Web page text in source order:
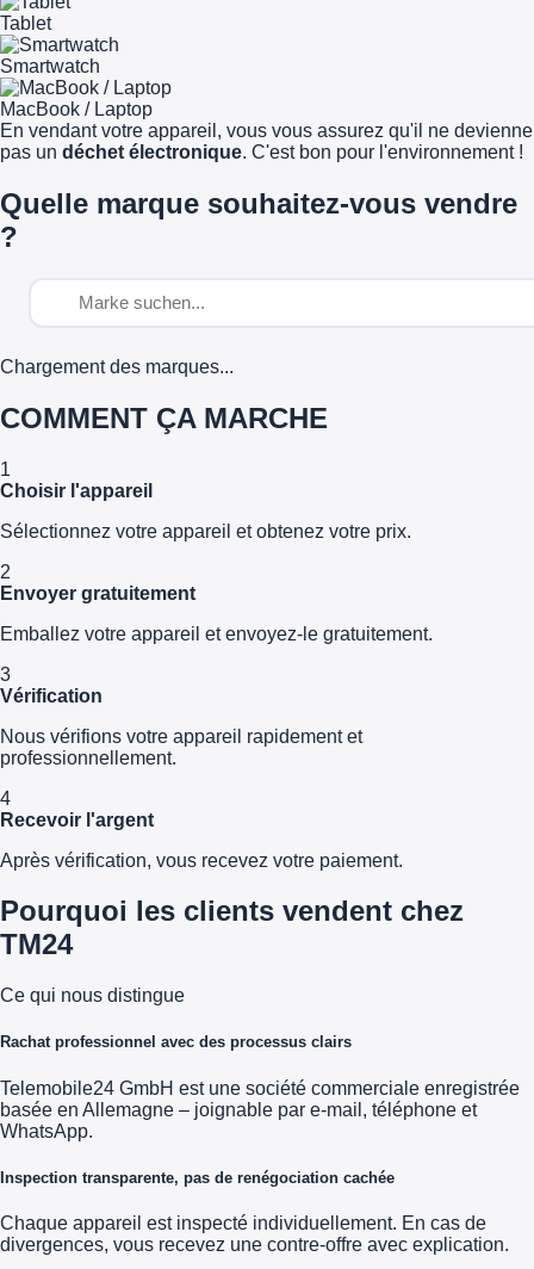
Tablet
Smartwatch
MacBook / Laptop
En vendant votre appareil, vous vous assurez qu'il ne devienne
pas un déchet électronique. C'est bon pour l'environnement !
Quelle marque souhaitez-vous vendre
?
Chargement des marques...
COMMENT ÇA MARCHE
1
Choisir l'appareil
Sélectionnez votre appareil et obtenez votre prix.
2
Envoyer gratuitement
Emballez votre appareil et envoyez-le gratuitement.
3
Vérification
Nous vérifions votre appareil rapidement et
professionnellement.
4
Recevoir l'argent
Après vérification, vous recevez votre paiement.
Pourquoi les clients vendent chez
TM24
Ce qui nous distingue
Rachat professionnel avec des processus clairs
Telemobile24 GmbH est une société commerciale enregistrée
basée en Allemagne – joignable par e-mail, téléphone et
WhatsApp.
Inspection transparente, pas de renégociation cachée
Chaque appareil est inspecté individuellement. En cas de
divergences, vous recevez une contre-offre avec explication.